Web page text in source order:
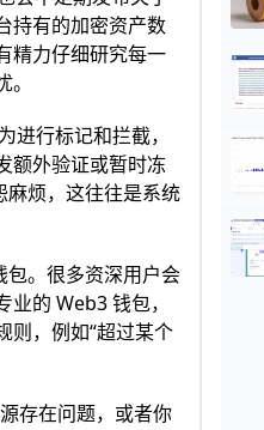
持有的加密资产数
精力仔细研究每一
行标记和拦截，
额外验证或暂时冻
麻烦，这往往是系统
包。很多资深用户会
的 Web3 钱包，
则，例如“超过某个
存在问题，或者你